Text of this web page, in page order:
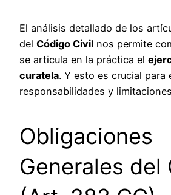
El análisis detallado de los
del Código Civil nos permite
se articula en la práctica el
curatela. Y esto es crucial para
responsabilidades y
Obligaciones
Generales del